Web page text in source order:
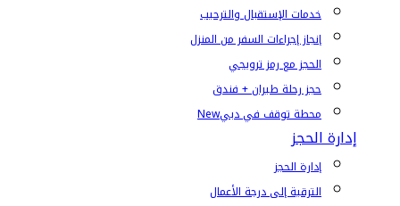
خدمات الإستقبال والترحيب
إنجاز إجراءات السفر من المنزل
الحجز مع رمز ترويجي
حجز رحلة طيران + فندق
محطة توقف في دبيNew
إدارة الحجز
إدارة الحجز
الترقية إلى درجة الأعمال